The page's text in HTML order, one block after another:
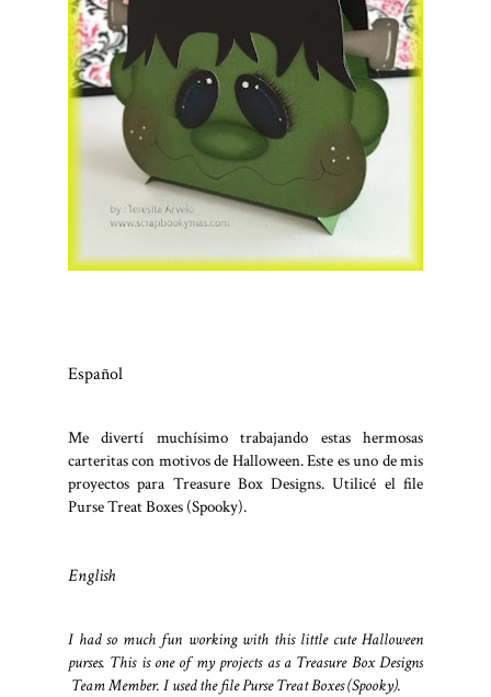
Español
Me divertí muchísimo trabajando estas hermosas
carteritas con motivos de Halloween. Este es uno de mis
proyectos para Treasure Box Designs. Utilicé el file
Purse Treat Boxes (Spooky).
English
I had so much fun working with this little cute Halloween
purses. This is one of my projects as a Treasure Box Designs
Team Member. I used the file Purse Treat Boxes (Spooky).